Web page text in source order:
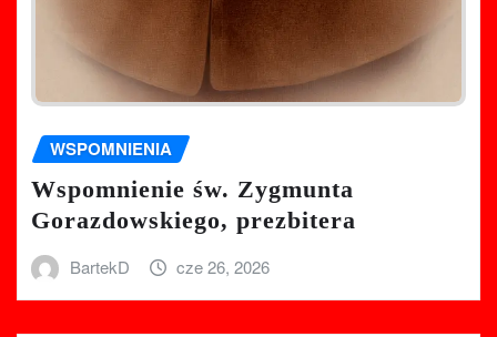
WSPOMNIENIA
Wspomnienie św. Zygmunta
Gorazdowskiego, prezbitera
BartekD cze 26, 2026